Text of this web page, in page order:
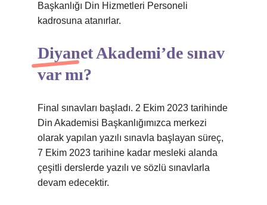
Başkanlığı Din Hizmetleri Personeli
kadrosuna atanırlar.
Diyanet Akademi’de sınav
var mı?
Final sınavları başladı. 2 Ekim 2023 tarihinde
Din Akademisi Başkanlığımızca merkezi
olarak yapılan yazılı sınavla başlayan süreç,
7 Ekim 2023 tarihine kadar mesleki alanda
çeşitli derslerde yazılı ve sözlü sınavlarla
devam edecektir.